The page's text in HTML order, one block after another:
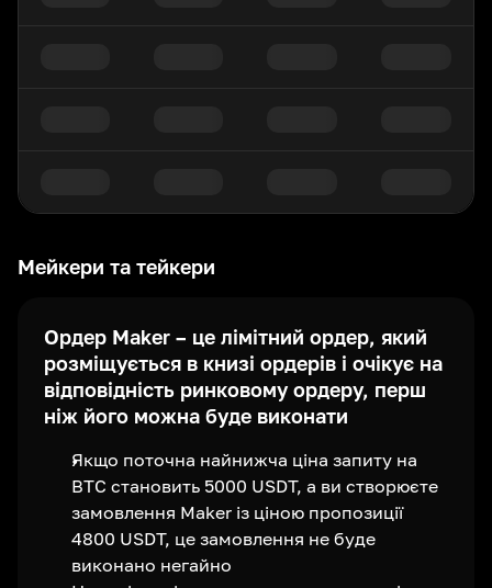
Мейкери та тейкери
Ордер Maker – це лімітний ордер, який
розміщується в книзі ордерів і очікує на
відповідність ринковому ордеру, перш
ніж його можна буде виконати
Якщо поточна найнижча ціна запиту на
BTC становить 5000 USDT, а ви створюєте
замовлення Maker із ціною пропозиції
4800 USDT, це замовлення не буде
виконано негайно